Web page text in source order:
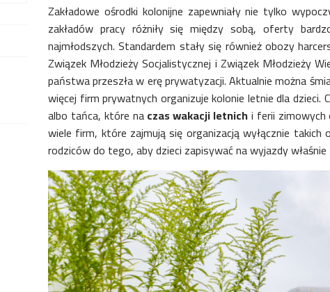
Zakładowe ośrodki kolonijne zapewniały nie tylko
zakładów pracy różniły się między sobą, oferty
najmłodszych. Standardem stały się również obozy
Związek Młodzieży Socjalistycznej i Związek Młodzieży
państwa przeszła w erę prywatyzacji. Aktualnie można
więcej firm prywatnych organizuje kolonie letnie dla dzieci.
albo tańca, które naczas wakacji letnichi ferii zimowych
wiele firm, które zajmują się organizacją wyłącznie takich
rodziców do tego, aby dzieci zapisywać na wyjazdy